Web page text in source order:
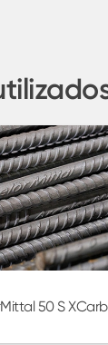
50 S